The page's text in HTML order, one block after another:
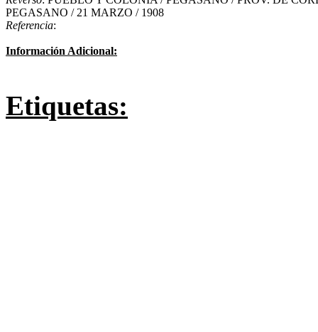
PEGASANO / 21 MARZO / 1908
Referencia:
Información Adicional:
Etiquetas: